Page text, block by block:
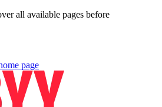
all available pages before
page